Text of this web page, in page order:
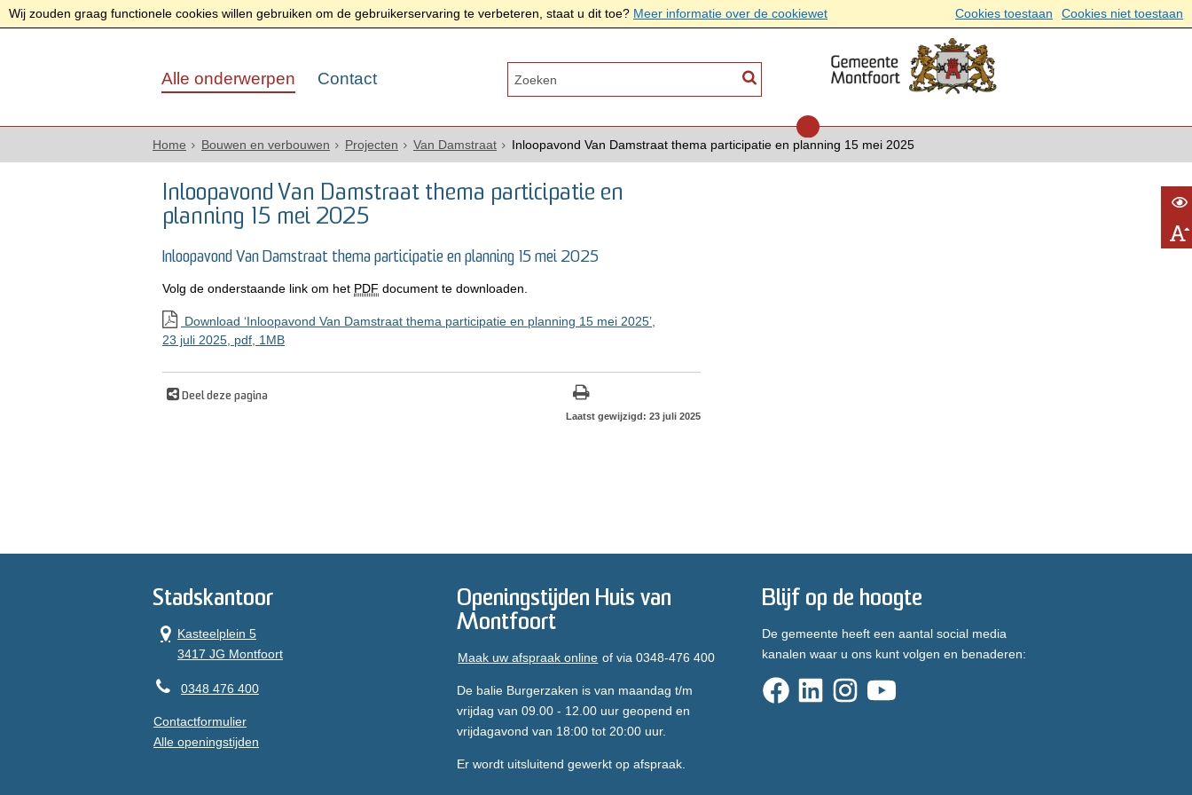
Wij zouden graag functionele cookies willen gebruiken om de gebruikerservaring te verbeteren, staat u dit toe? Meer informatie over de cookiewet Cookies toestaan Cookies niet toestaan
Alle onderwerpen Contact
Home Bouwen en verbouwen Projecten Van Damstraat Inloopavond Van Damstraat thema participatie en planning 15 mei 2025
Inloopavond Van Damstraat thema participatie en
planning 15 mei 2025
Inloopavond Van Damstraat thema participatie en planning 15 mei 2025
Volg de onderstaande link om het PDF document te downloaden.
Download ‘Inloopavond Van Damstraat thema participatie en planning 15 mei 2025’,
23 juli 2025, pdf , 1MB
Deel deze pagina
Laatst gewijzigd: 23 juli 2025
Stadskantoor
Kasteelplein 5
3417 JG Montfoort
0348 476 400
Contactformulier
Alle openingstijden
Openingstijden Huis van
Montfoort
Maak uw afspraak online of via 0348-476 400
De balie Burgerzaken is van maandag t/m
vrijdag van 09.00 - 12.00 uur geopend en
vrijdagavond van 18:00 tot 20:00 uur.
Er wordt uitsluitend gewerkt op afspraak.
Blijf op de hoogte
De gemeente heeft een aantal social media
kanalen waar u ons kunt volgen en benaderen: